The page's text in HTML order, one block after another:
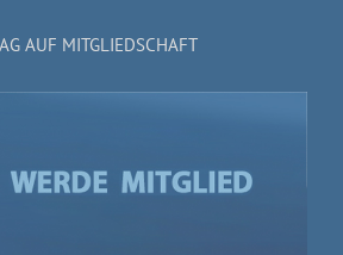
AUF MITGLIEDSCHAFT